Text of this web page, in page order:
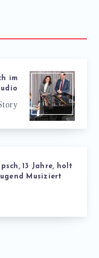
im
13 Jahre, holt
Musiziert